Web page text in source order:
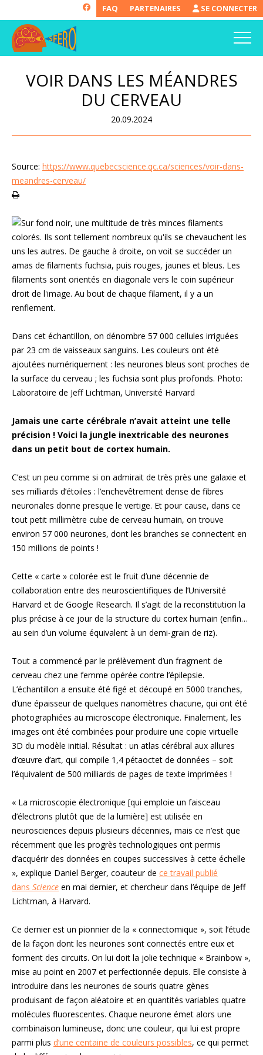
SE CONNECTER
PARTENAIRES
FAQ
VOIR DANS LES MÉANDRES
DU CERVEAU
20.09.2024
Source: https://www.quebecscience.qc.ca/sciences/voir-dans-
meandres-cerveau/
Dans cet échantillon, on dénombre 57 000 cellules irriguées
par 23 cm de vaisseaux sanguins. Les couleurs ont été
ajoutées numériquement : les neurones bleus sont proches de
la surface du cerveau ; les fuchsia sont plus profonds. Photo:
Laboratoire de Jeff Lichtman, Université Harvard
Jamais une carte cérébrale n’avait atteint une telle
précision ! Voici la jungle inextricable des neurones
dans un petit bout de cortex humain.
C’est un peu comme si on admirait de très près une galaxie et
ses milliards d’étoiles : l’enchevêtrement dense de fibres
neuronales donne presque le vertige. Et pour cause, dans ce
tout petit millimètre cube de cerveau humain, on trouve
environ 57 000 neurones, dont les branches se connectent en
150 millions de points !
Cette « carte » colorée est le fruit d’une décennie de
collaboration entre des neuroscientifiques de l’Université
Harvard et de Google Research. Il s’agit de la reconstitution la
plus précise à ce jour de la structure du cortex humain (enfin…
au sein d’un volume équivalent à un demi-grain de riz).
Tout a commencé par le prélèvement d’un fragment de
cerveau chez une femme opérée contre l’épilepsie.
L’échantillon a ensuite été figé et découpé en 5000 tranches,
d’une épaisseur de quelques nanomètres chacune, qui ont été
photographiées au micro­scope électronique. Finalement, les
images ont été combinées pour produire une copie virtuelle
3D du modèle initial. Résultat : un atlas cérébral aux allures
d’œuvre d’art, qui compile 1,4 pétaoctet de données – soit
l’équivalent de 500 milliards de pages de texte imprimées !
« La microscopie électronique [qui emploie un faisceau
d’électrons plutôt que de la lumière] est utilisée en
neuro­sciences depuis plusieurs décennies, mais ce n’est que
récemment que les progrès technologiques ont permis
d’acquérir des données en coupes successives à cette échelle
», explique Daniel Berger, coauteur de ce travail publié
dans Science en mai dernier, et chercheur dans l’équipe de Jeff
Lichtman, à Harvard.
Ce dernier est un pionnier de la « connectomique », soit l’étude
de la façon dont les neurones sont connectés entre eux et
forment des circuits. On lui doit la jolie technique « Brainbow »,
mise au point en 2007 et perfectionnée depuis. Elle consiste à
introduire dans les neurones de souris quatre gènes
produisant de façon aléatoire et en quantités variables quatre
molécules fluorescentes. Chaque neurone émet alors une
combinaison lumineuse, donc une couleur, qui lui est propre
parmi plus d’une centaine de couleurs possibles, ce qui permet